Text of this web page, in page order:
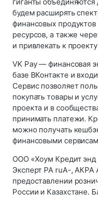
будем расширять
финансовых
ресурсов, а также
и привлекать к
VK Pay — финансовая
базе ВКонтакте и
Сервис позволяет
покупать товары и
проекта и в
принимать платежи.
можно получать
финансовыми
ООО «Хоум Кредит энд
Эксперт РА ruA-, АКРА
предоставлении
России и Казахстане.